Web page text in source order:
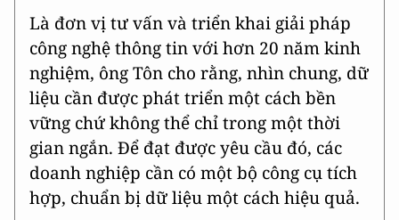
Là đơn vị tư vấn và triển khai giải pháp
công nghệ thông tin với hơn 20 năm kinh
nghiệm, ông Tôn cho rằng, nhìn chung, dữ
liệu cần được phát triển một cách bền
vững chứ không thể chỉ trong một thời
gian ngắn. Để đạt được yêu cầu đó, các
doanh nghiệp cần có một bộ công cụ tích
hợp, chuẩn bị dữ liệu một cách hiệu quả.